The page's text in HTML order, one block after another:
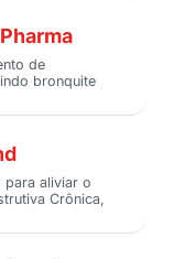
de
bronquite
para aliviar o
Crônica,